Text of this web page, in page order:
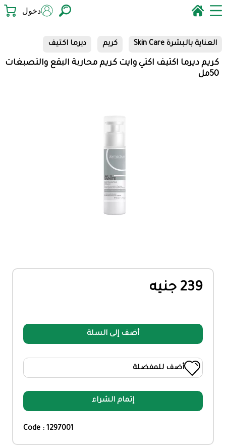
دخول
العناية بالبشرة Skin Care كريم ديرما اكتيف
كريم ديرما اكتيف اكتي وايت كريم محاربة البقع والتصبغات
50مل
239 جنيه
أضف إلى السلة
أضف للمفضلة
إتمام الشراء
Code : 1297001